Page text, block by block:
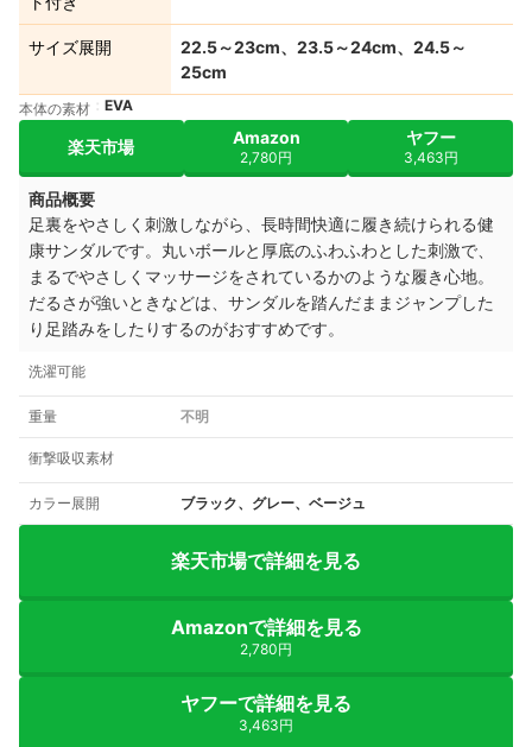
サイズ展開
22.5～23cm、23.5～24cm、24.5～
25cm
本体の素材 EVA
楽天市場 Amazon
2,780円
ヤフー
3,463円
商品概要
足裏をやさしく刺激しながら、長時間快適に履き続けられる健
康サンダルです。丸いボールと厚底のふわふわとした刺激で、
まるでやさしくマッサージをされているかのような履き心地。
だるさが強いときなどは、サンダルを踏んだままジャンプした
り足踏みをしたりするのがおすすめです。
洗濯可能
重量 不明
衝撃吸収素材
カラー展開 ブラック、グレー、ベージュ
楽天市場で詳細を見る
Amazonで詳細を見る
2,780円
ヤフーで詳細を見る
3,463円